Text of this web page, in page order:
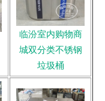
临汾室内购物商
城双分类不锈钢
垃圾桶